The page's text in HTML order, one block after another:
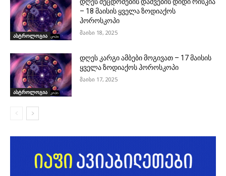
ასტროლოგია
დღეს შეცდომების დაშვების დიდი რისკია
– 18 მაისის ყველა ზოდიაქოს
ჰოროსკოპი
მაისი 18, 2025
ასტროლოგია
დღეს კარგი ამბები მოგივათ – 17 მაისის
ყველა ზოდიაქოს ჰოროსკოპი
მაისი 17, 2025